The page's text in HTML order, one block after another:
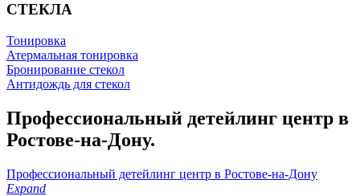
СТЕКЛА
Тонировка
Атермальная тонировка
Бронирование стекол
Антидождь для стекол
Профессиональный детейлинг центр в
Ростове-на-Дону.
Профессиональный детейлинг центр в Ростове-на-Дону
Expand